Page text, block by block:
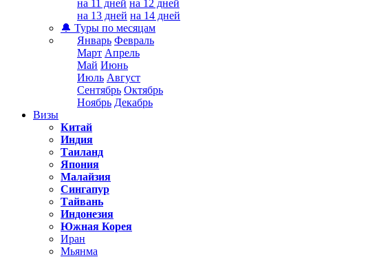
на 11 дней на 12 дней
на 13 дней на 14 дней
🔔 Туры по месяцам
Январь Февраль
Март Апрель
Май Июнь
Июль Август
Сентябрь Октябрь
Ноябрь Декабрь
Визы
Китай
Индия
Таиланд
Япония
Малайзия
Сингапур
Тайвань
Индонезия
Южная Корея
Иран
Мьянма